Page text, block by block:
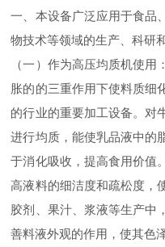
一、本设备广泛应用于食品
物技术等领域的生产、科研
（一）作为高压均质机使
胀的的三重作用下使料质细
的行业的重要加工设备。对
进行均质，能使乳品液中的
于消化吸收，提高食用价值
高液料的细洁度和疏松度，
胶剂、果汁、浆液等生产中
善料液外观的作用，使其色